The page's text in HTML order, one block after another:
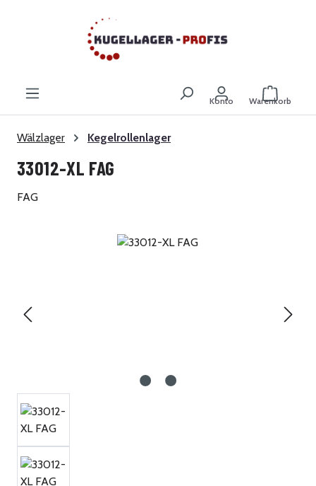
Zum Hauptinhalt springen
Konto Warenkorb
Wälzlager Kegelrollenlager
33012-XL FAG
FAG
Bildergalerie überspringen